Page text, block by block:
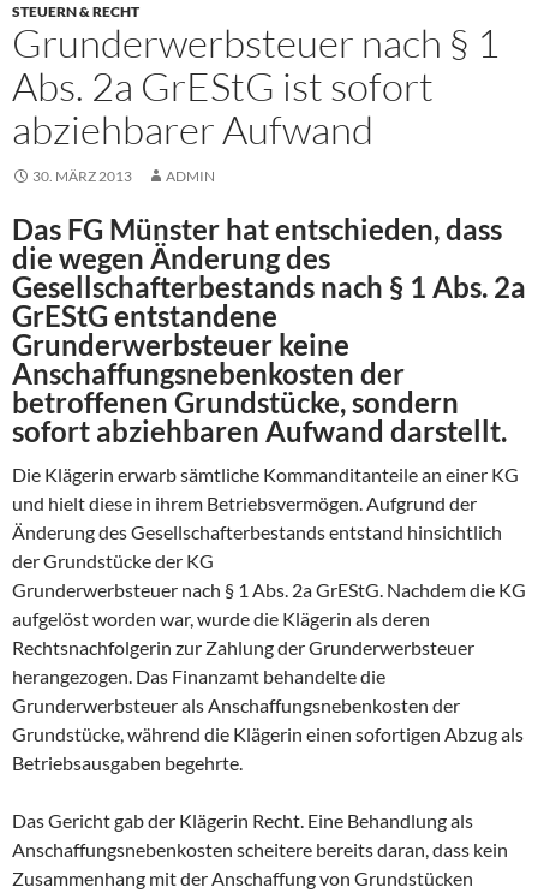
STEUERN & RECHT
Grunderwerbsteuer nach § 1
Abs. 2a GrEStG ist sofort
abziehbarer Aufwand
30. MÄRZ 2013 ADMIN
Das FG Münster hat entschieden, dass
die wegen Änderung des
Gesellschafterbestands nach § 1 Abs. 2a
GrEStG entstandene
Grunderwerbsteuer keine
Anschaffungsnebenkosten der
betroffenen Grundstücke, sondern
sofort abziehbaren Aufwand darstellt.
Die Klägerin erwarb sämtliche Kommanditanteile an einer KG
und hielt diese in ihrem Betriebsvermögen. Aufgrund der
Änderung des Gesellschafterbestands entstand hinsichtlich
der Grundstücke der KG
Grunderwerbsteuer nach § 1 Abs. 2a GrEStG. Nachdem die KG
aufgelöst worden war, wurde die Klägerin als deren
Rechtsnachfolgerin zur Zahlung der Grunderwerbsteuer
herangezogen. Das Finanzamt behandelte die
Grunderwerbsteuer als Anschaffungsnebenkosten der
Grundstücke, während die Klägerin einen sofortigen Abzug als
Betriebsausgaben begehrte.
Das Gericht gab der Klägerin Recht. Eine Behandlung als
Anschaffungsnebenkosten scheitere bereits daran, dass kein
Zusammenhang mit der Anschaffung von Grundstücken